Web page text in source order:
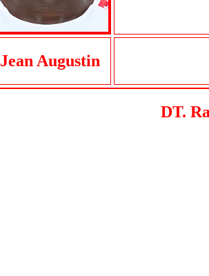
Jean Augustin
DT.